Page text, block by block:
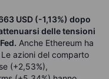
USD (-1,13%) dopo
delle tensioni
Anche Ethereum ha
azioni del comparto
(+2,53%),